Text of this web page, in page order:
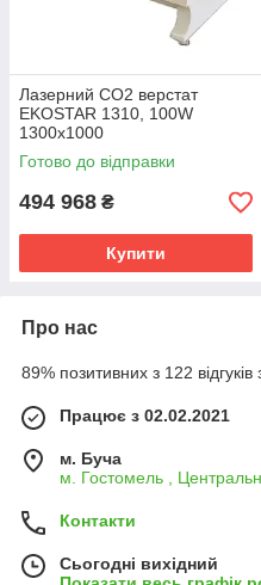
Лазерний СО2 верстат
EKOSTAR 1310, 100W
1300х1000
Готово до відправки
494 968 ₴
Купити
Про нас
89% позитивних з 122 відгуків
Працює з 02.02.2021
м. Буча
м. Гостомель ,
Контакти
Сьогодні вихідний